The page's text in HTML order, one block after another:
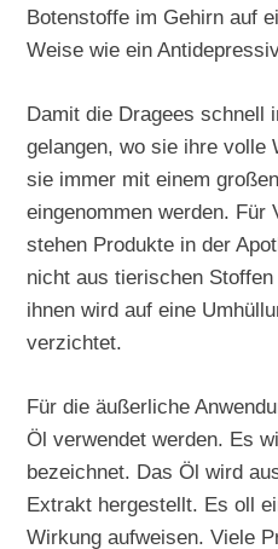
Botenstoffe im Gehirn auf
Weise wie ein
Damit die Dragees schnell
gelangen, wo sie ihre volle
sie immer mit einem
eingenommen werden. Für
stehen Produkte in der
nicht aus tierischen
ihnen wird auf eine
verzichtet.
Für die äußerliche
Öl verwendet werden. Es
bezeichnet. Das Öl wird
Extrakt hergestellt. Es oll
Wirkung aufweisen. Viele